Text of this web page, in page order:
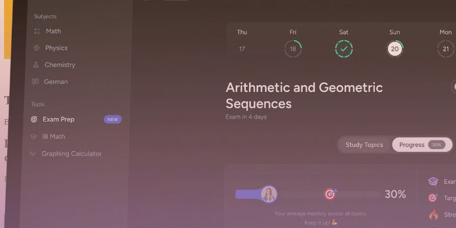
Tu camino de aprendizaje
Basándose en la fecha de examen que selecciones, Astra AI crea un camino de aprendizaje personalizado que te guía al éxito justo a tiempo.
Diferentes formatos
de aprendizaje
Estudia con tarjetas de estudio, haz ejercicios, pon a prueba tu conocimiento con cuestionarios, repasa con podcasts, o simplemente pídele